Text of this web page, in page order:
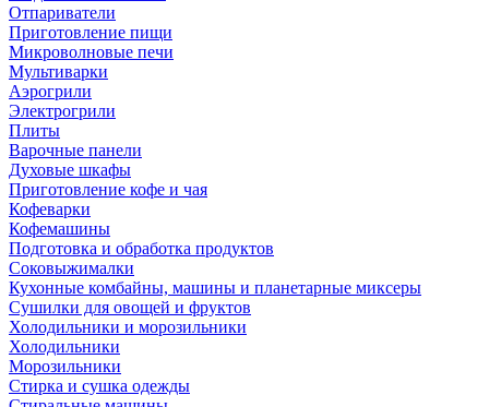
Отпариватели
Приготовление пищи
Микроволновые печи
Мультиварки
Аэрогрили
Электрогрили
Плиты
Варочные панели
Духовые шкафы
Приготовление кофе и чая
Кофеварки
Кофемашины
Подготовка и обработка продуктов
Соковыжималки
Кухонные комбайны, машины и планетарные миксеры
Сушилки для овощей и фруктов
Холодильники и морозильники
Холодильники
Морозильники
Стирка и сушка одежды